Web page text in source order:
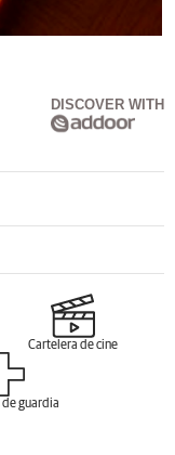
DISCOVER WITH
Cartelera de cine
de guardia